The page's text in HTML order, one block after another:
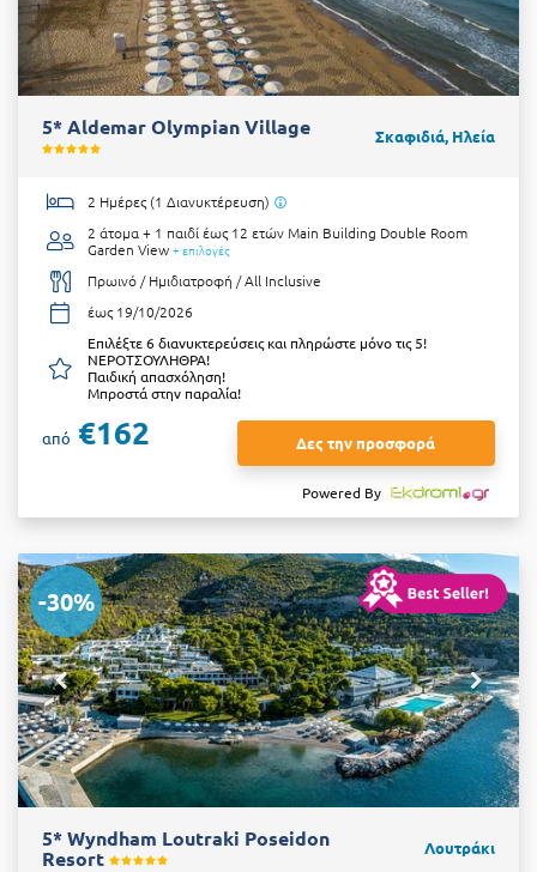
5* Aldemar Olympian Village Σκαφιδιά, Ηλεία
2 Ημέρες (1 Διανυκτέρευση)
2 άτομα + 1 παιδί έως 12 ετών Main Building Double Room
Garden View + επιλογές
Πρωινό / Ημιδιατροφή / All Inclusive
έως 19/10/2026
Επιλέξτε 6 διανυκτερεύσεις και πληρώστε μόνο τις 5!
ΝΕΡΟΤΣΟΥΛΗΘΡΑ!
Παιδική απασχόληση!
Μπροστά στην παραλία!
από €162 Δες την προσφορά
Powered By
-30%
5* Wyndham Loutraki Poseidon
Resort
Λουτράκι